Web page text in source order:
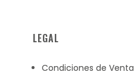
LEGAL
Condiciones de Venta